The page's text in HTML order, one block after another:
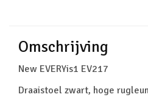
Omschrijving
New EVERYis1 EV217
Draaistoel zwart, hoge